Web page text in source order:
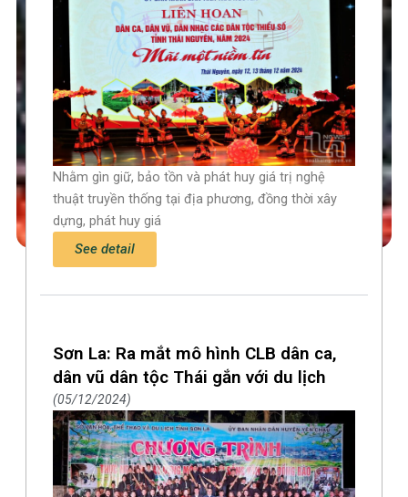
Nhằm gìn giữ, bảo tồn và phát huy giá trị nghệ
thuật truyền thống tại địa phương, đồng thời xây
dựng, phát huy giá
See detail
Sơn La: Ra mắt mô hình CLB dân ca,
dân vũ dân tộc Thái gắn với du lịch
05/12/2024